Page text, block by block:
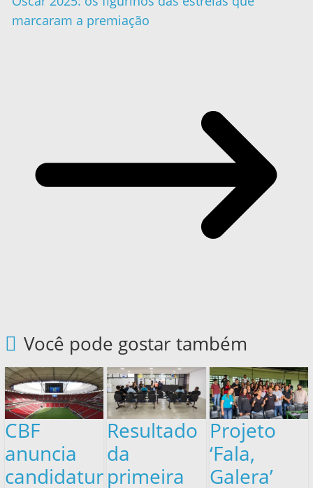
marcaram a premiação
Você pode gostar também
CBF
anuncia
candidatur
Resultado
da
primeira
Projeto
‘Fala,
Galera’